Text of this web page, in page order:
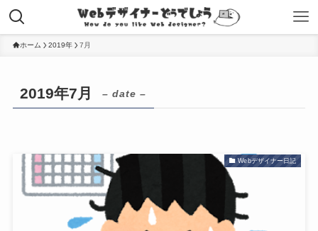
ホーム 2019年 7月
2019年7月 – date –
Webデザイナー日記